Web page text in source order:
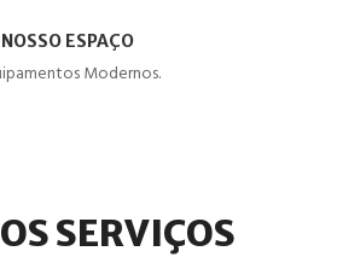
NOSSO ESPAÇO
Modernos.
SERVIÇOS